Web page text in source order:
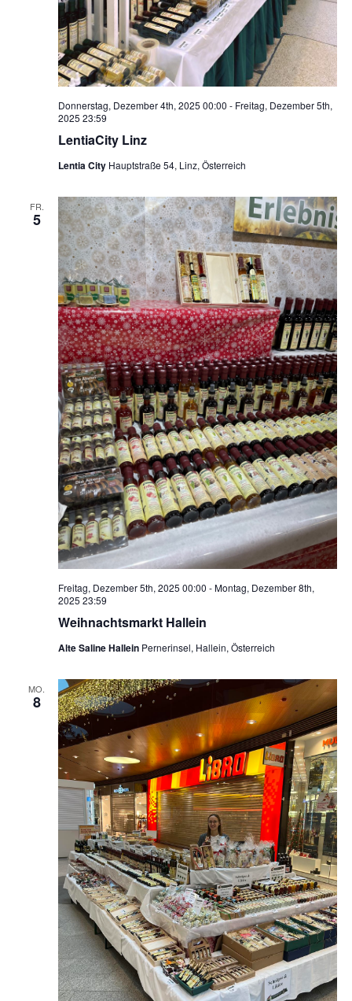
LentiaCity Linz
Donnerstag, Dezember 4th, 2025 00:00 - Freitag, Dezember 5th,
2025 23:59
Lentia City Hauptstraße 54, Linz, Österreich
FR.
5
Weihnachtsmarkt Hallein
Freitag, Dezember 5th, 2025 00:00 -Montag, Dezember 8th,
2025 23:59
Alte Saline Hallein Pernerinsel, Hallein, Österreich
MO.
8